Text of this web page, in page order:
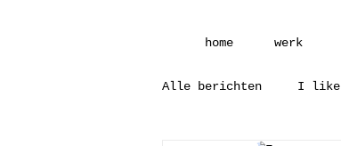
home werk
Alle berichten I like